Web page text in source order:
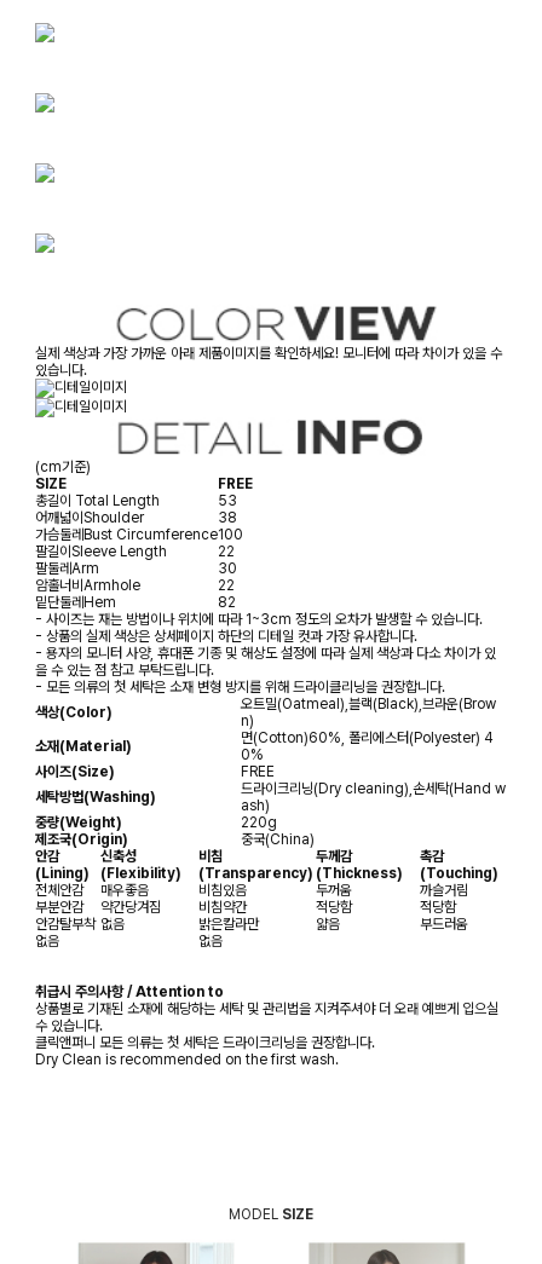
실제 색상과 가장 가까운 아래 제품이미지를 확인하세요! 모니터에 따라 차이가 있을 수
있습니다.
(cm기준)
SIZE
FREE
총길이 Total Length
53
어깨넓이Shoulder
38
가슴둘레Bust Circumference100
팔길이Sleeve Length
22
팔둘레Arm
30
암홀너비Armhole
22
밑단둘레Hem
82
- 사이즈는 재는 방법이나 위치에 따라 1~3cm 정도의 오차가 발생할 수 있습니다.
- 상품의 실제 색상은 상세페이지 하단의 디테일 컷과 가장 유사합니다.
- 용자의 모니터 사양, 휴대폰 기종 및 해상도 설정에 따라 실제 색상과 다소 차이가 있
을 수 있는 점 참고 부탁드립니다.
- 모든 의류의 첫 세탁은 소재 변형 방지를 위해 드라이클리닝을 권장합니다.
색상(Color)
오트밀(Oatmeal),블랙(Black),브라운(Brow
n)
소재(Material)
면(Cotton)60%, 폴리에스터(Polyester) 4
0%
사이즈(Size)
FREE
세탁방법(Washing)
드라이크리닝(Dry cleaning),손세탁(Hand w
ash)
중량(Weight)
220g
제조국(Origin)
중국(China)
안감
(Lining)
신축성
(Flexibility)
비침
(Transparency)
두께감
(Thickness)
촉감
(Touching)
전체안감
매우좋음 비침있음 두꺼움
까슬거림
부분안감
약간당겨짐 비침약간 적당함
적당함
안감탈부착 없음 밝은칼라만 얇음
부드러움
없음
없음
취급시 주의사항 / Attention to
상품별로 기재된 소재에 해당하는 세탁 및 관리법을 지켜주셔야 더 오래 예쁘게 입으실
수 있습니다.
클릭앤퍼니 모든 의류는 첫 세탁은 드라이크리닝을 권장합니다.
Dry Clean is recommended on the first wash.
MODEL SIZE